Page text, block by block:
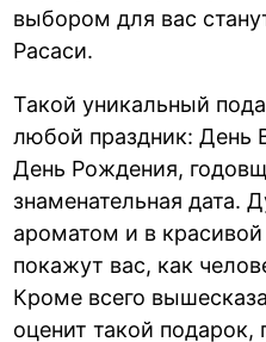
выбором для вас
Расаси.
Такой уникальный
любой праздник: День
День Рождения,
знаменательная дата.
ароматом и в красивой
покажут вас, как
Кроме всего
оценит такой подарок,